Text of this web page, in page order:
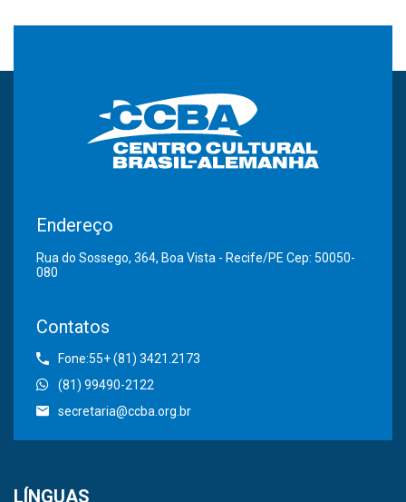
Endereço
Rua do Sossego, 364, Boa Vista - Recife/PE Cep: 50050-
080
Contatos
Fone:55+ (81) 3421.2173
(81) 99490-2122
secretaria@ccba.org.br
LÍNGUAS